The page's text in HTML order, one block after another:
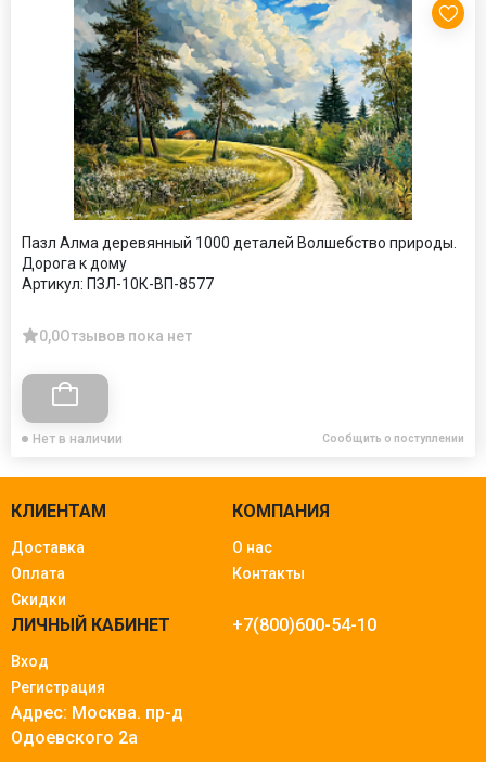
Пазл Алма деревянный 1000 деталей Волшебство природы.
Дорога к дому
Артикул: ПЗЛ-10К-ВП-8577
0,0Отзывов пока нет
Нет в наличии Сообщить о поступлении
КЛИЕНТАМ
Доставка
Оплата
Скидки
КОМПАНИЯ
О нас
Контакты
ЛИЧНЫЙ КАБИНЕТ
Вход
Регистрация
+7(800)600-54-10
Адрес: Москва. пр-д
Одоевского 2а